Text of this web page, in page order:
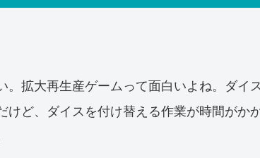
。拡大再生産ゲームって面白いよね。ダイ
けど、ダイスを付け替える作業が時間がか